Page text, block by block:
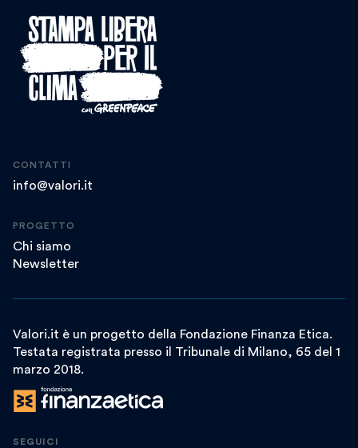
CONTATTI
info@valori.it
PROGETTO
Chi siamo
Newsletter
Valori.it è un progetto della Fondazione Finanza Etica.
Testata registrata presso il Tribunale di Milano, 65 del 1
marzo 2018.
SEGUICI